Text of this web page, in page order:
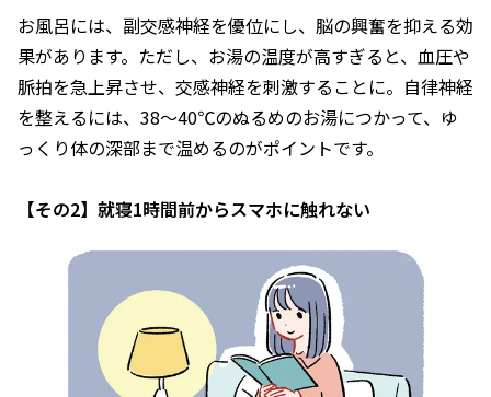
お風呂には、副交感神経を優位にし、脳の興奮を抑える効
果があります。ただし、お湯の温度が高すぎると、血圧や
脈拍を急上昇させ、交感神経を刺激することに。自律神経
を整えるには、38～40℃のぬるめのお湯につかって、ゆ
っくり体の深部まで温めるのがポイントです。
【その2】就寝1時間前からスマホに触れない